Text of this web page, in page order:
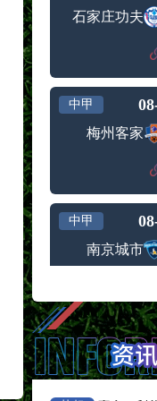
石家庄功夫
中甲
梅州客家
中甲
南京城市
中超
浙江队